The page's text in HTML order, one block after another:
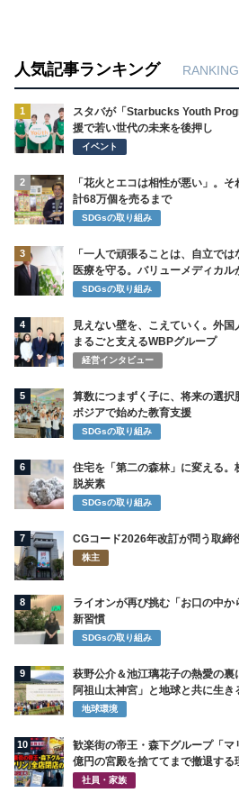
人気記事ランキング RANKING
1
スタバが「Starbucks Youth
援で若い世代の未来を後押し
イベント
2
「花火とエコは相性が悪い」。
計68万個を売るまで
SDGsの取り組み
3
「一人で頑張ることは、自立で
医療を守る。バリューメディカ
SDGsの取り組み
4
見えない壁を、こえていく。外
まるごと支えるWBPグループ
経営インタビュー
5
算数につまずく子に、将来の選
ボジアで始めた教育支援
SDGsの取り組み
6
住宅を「第二の森林」に変える。
脱炭素
SDGsの取り組み
7 CGコード2026年改訂が問う取締
株主
8
ライオンが再び挑む「お口の中
新習慣
SDGsの取り組み
9
萩野公介＆池江璃花子の熱愛の
阿祖山太神宮」と地球と共に生き
地球環境
10
歓楽街の帝王・森下グループ「
億円の宮殿を捨ててまで撤退する
社員・家族